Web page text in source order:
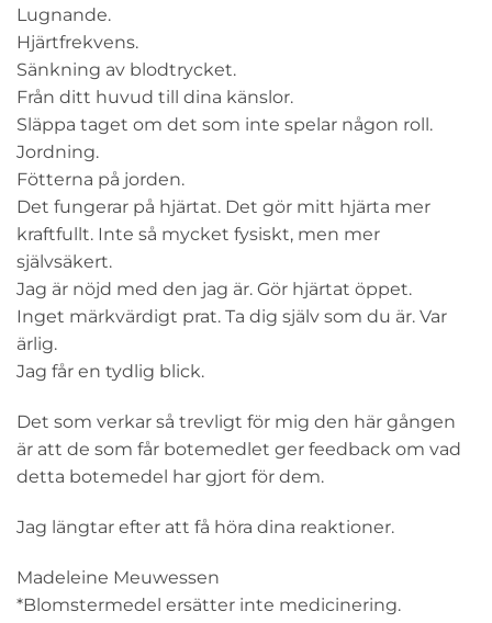
Lugnande.
Hjärtfrekvens.
Sänkning av blodtrycket.
Från ditt huvud till dina känslor.
Släppa taget om det som inte spelar någon roll.
Jordning.
Fötterna på jorden.
Det fungerar på hjärtat. Det gör mitt hjärta mer
kraftfullt. Inte så mycket fysiskt, men mer
självsäkert.
Jag är nöjd med den jag är. Gör hjärtat öppet.
Inget märkvärdigt prat. Ta dig själv som du är. Var
ärlig.
Jag får en tydlig blick.
Det som verkar så trevligt för mig den här gången
är att de som får botemedlet ger feedback om vad
detta botemedel har gjort för dem.
Jag längtar efter att få höra dina reaktioner.
Madeleine Meuwessen
*Blomstermedel ersätter inte medicinering.